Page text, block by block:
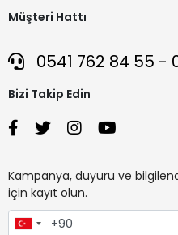
Müşteri Hattı
0541 762 84 55 -
Bizi Takip Edin
Kampanya, duyuru ve
için kayıt olun.